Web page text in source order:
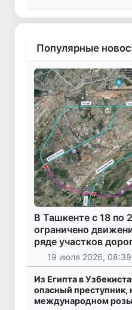
Популярные
В Ташкенте с 18 по
ограничено
ряде участков
19 июля 2026, 08:39
Из Египта в
опасный преступник,
международном